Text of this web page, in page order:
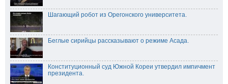
Шагающий робот из Орегонского университета.
Беглые сирийцы рассказывают о режиме Асада.
Конституционный суд Южной Кореи утвердил импичмент
президента.